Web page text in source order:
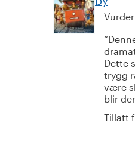
Dette
trygg
være
blir
Tillatt